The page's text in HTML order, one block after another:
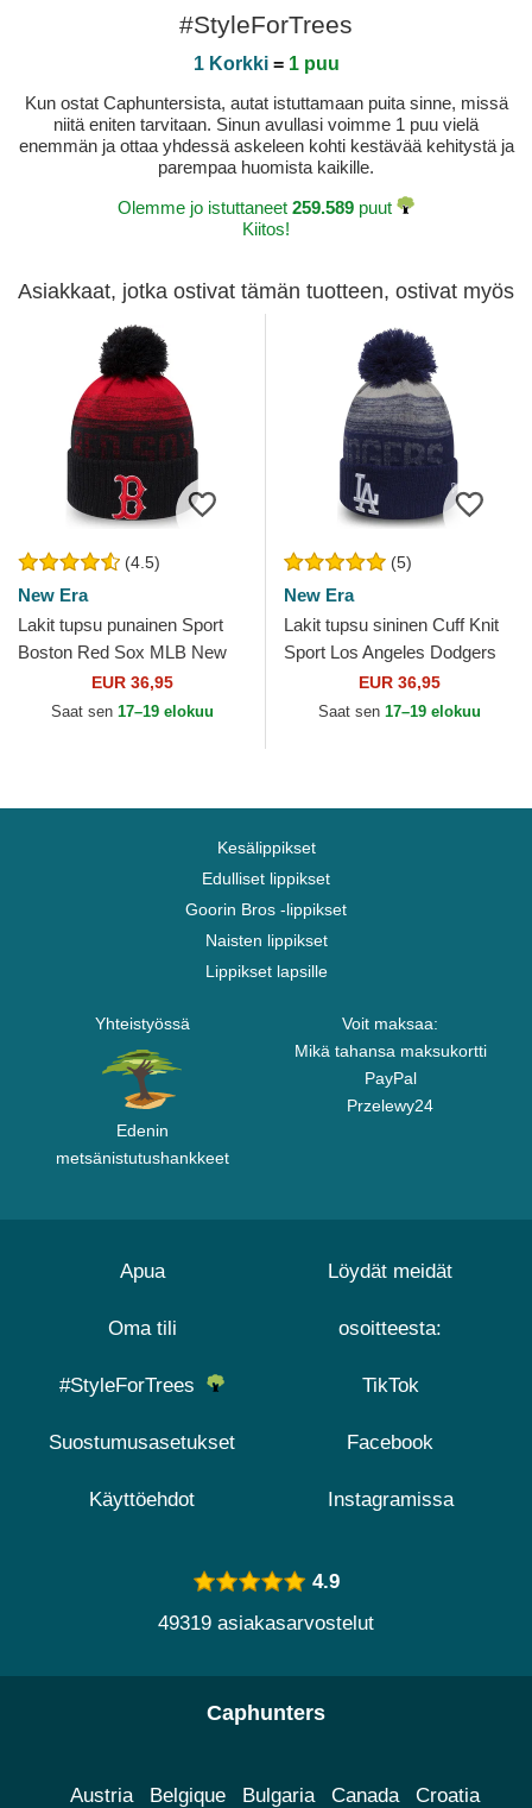
#StyleForTrees
1 Korkki= 1 puu
Kun ostat Caphuntersista, autat istuttamaan puita sinne, missä
niitä eniten tarvitaan. Sinun avullasi voimme 1 puu vielä
enemmän ja ottaa yhdessä askeleen kohti kestävää kehitystä ja
parempaa huomista kaikille.
Olemme jo istuttaneet 259.589 puut
Kiitos!
Asiakkaat, jotka ostivat tämän tuotteen, ostivat myös
(4.5)
New Era
Lakit tupsu punainen Sport
Boston Red Sox MLB New
EUR 36,95
Saat sen 17–19 elokuu
(5)
New Era
Lakit tupsu sininen Cuff Knit
Sport Los Angeles Dodgers
MLB New EraEUR 36,95
Saat sen 17–19 elokuu
Kesälippikset
Edulliset lippikset
Goorin Bros -lippikset
Naisten lippikset
Lippikset lapsille
Yhteistyössä
Edenin
metsänistutushankkeet
Voit maksaa:
Mikä tahansa maksukortti
PayPal
Przelewy24
Apua
Oma tili
#StyleForTrees
Suostumusasetukset
Käyttöehdot
Löydät meidät
osoitteesta:
TikTok
Facebook
Instagramissa
4.9
49319 asiakasarvostelut
Caphunters
Austria Belgique Bulgaria Canada Croatia